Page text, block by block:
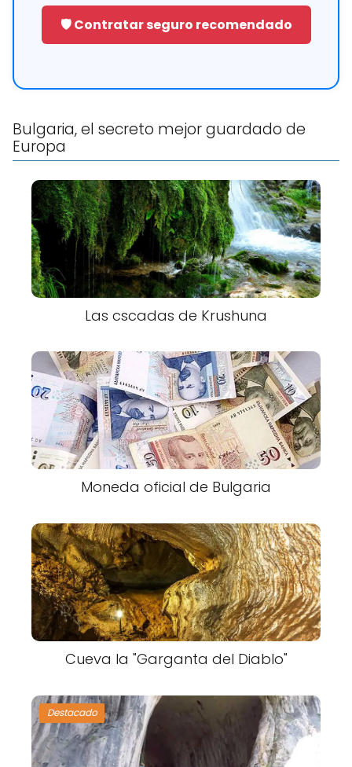
🛡️ Contratar seguro recomendado
Bulgaria, el secreto mejor guardado de
Europa
Las cscadas de Krushuna
Moneda oficial de Bulgaria
Cueva la "Garganta del Diablo"
Destacado